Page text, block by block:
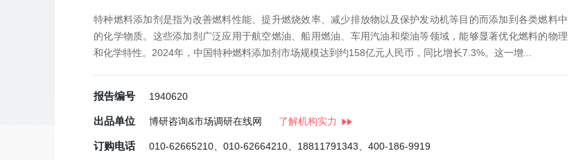
特种燃料添加剂是指为改善燃料性能、提升燃烧效率、减少排放物以及保护发动机等目的而添加到各类燃料中
的化学物质。这些添加剂广泛应用于航空燃油、船用燃油、车用汽油和柴油等领域，能够显著优化燃料的物理
和化学特性。2024年，中国特种燃料添加剂市场规模达到约158亿元人民币，同比增长7.3%。这一增...
报告编号 1940620
出品单位 博研咨询&市场调研在线网 了解机构实力
订购电话 010-62665210、010-62664210、18811791343、400-186-9919